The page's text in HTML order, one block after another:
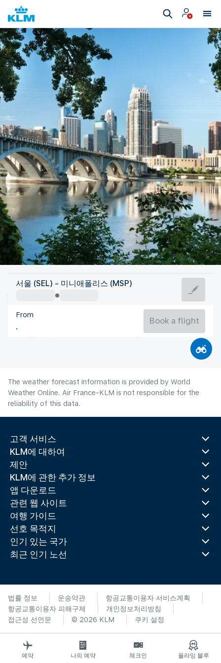
United States Of America
Minneapolis
United States Of America
서울 (SEL) - 미니애폴리스 (MSP)
From
Book a flight
The weather forecast information is provided by World
Weather Online. Air France-KLM is not responsible for the
reliability of this data.
고객 서비스
KLM에 대하여
제안
KLM에 관한 추가 정보
앱 다운로드
관련 웹 사이트
여행 가이드
선호 목적지
인기 있는 국가
최근 인기 노선
법률 정보 운송약관
항공교통이용자 서비스계획
항공교통이용자 피해구제
개인정보처리방침
접근성 선언문
© 2026 KLM 쿠키 설정
예약 나의 예약 체크인 플라잉 블루